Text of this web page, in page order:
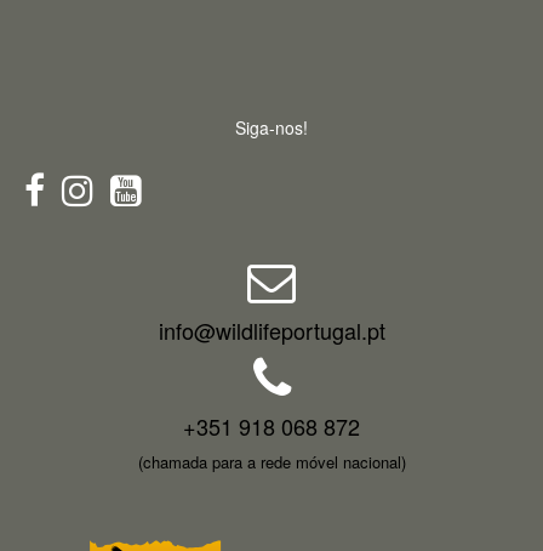
Siga-nos!
info@wildlifeportugal.pt
+351 918 068 872
(chamada para a rede móvel nacional)